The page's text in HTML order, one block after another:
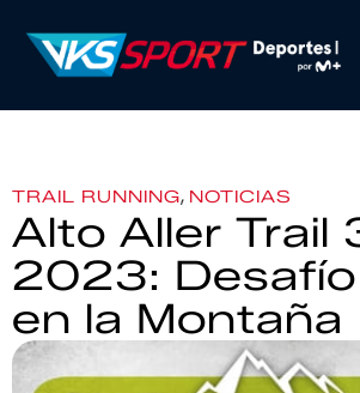
TRAIL RUNNING, NOTICIAS
Alto Aller Trail
2023:
en la Montaña